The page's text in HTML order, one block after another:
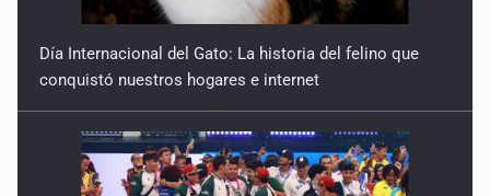
Día Internacional del Gato: La historia del felino que
conquistó nuestros hogares e internet